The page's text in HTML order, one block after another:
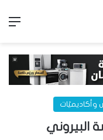
وأكاديميّات
البيروني